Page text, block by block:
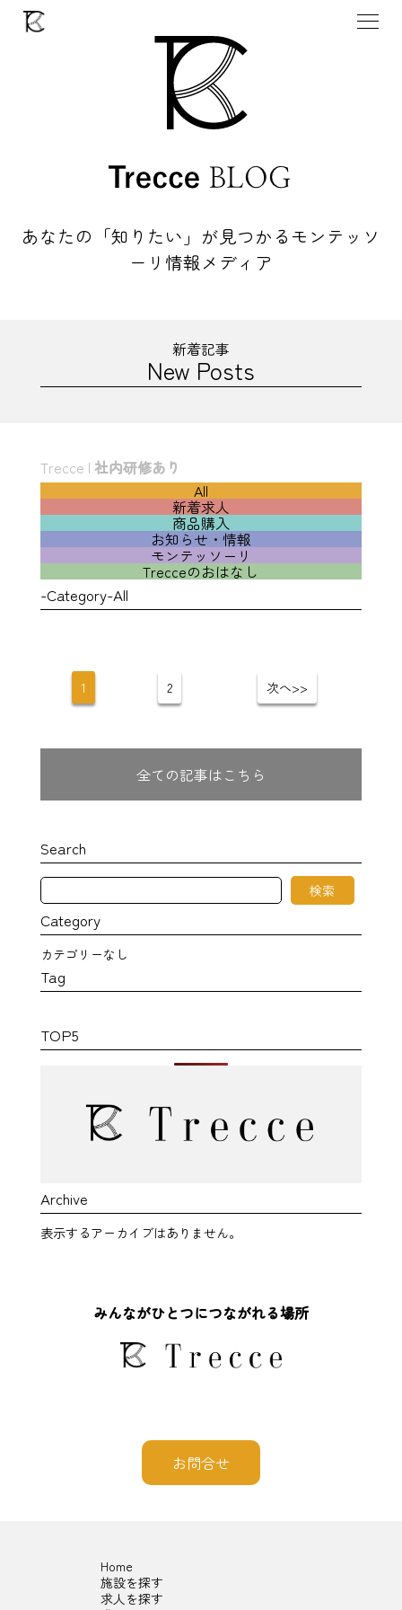
あなたの「知りたい」が見つかるモンテッソ
ーリ情報メディア
新着記事
New Posts
Trecce | 社内研修あり
All
新着求人
商品購入
お知らせ・情報
モンテッソーリ
Trecceのおはなし
-Category-All
1 2 次へ>>
全ての記事はこちら
Search
検
索 検索
Category
カテゴリーなし
Tag
TOP5
Archive
表示するアーカイブはありません。
みんながひとつにつながれる場所
お問合せ
Home
施設を探す
求人を探す